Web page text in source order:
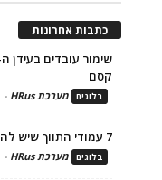
כתבות אחרונות
קסם
בלוגים מערכת HRus -
7 עמודי התווך שיש להציב בבסיס תהליך הגיוס ומיתוג המעסיק
בלוגים מערכת HRus -